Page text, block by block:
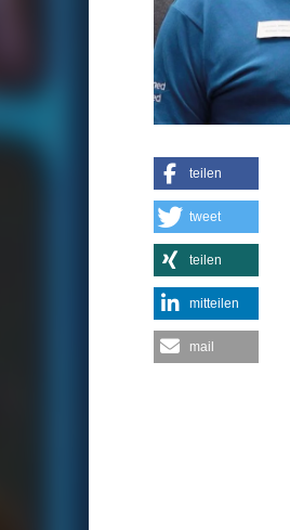
teilen
tweet
teilen
mitteilen
mail